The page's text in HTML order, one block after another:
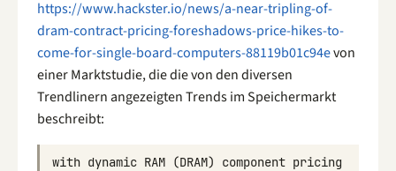
https://www.hackster.io/news/a-near-tripling-of-
dram-contract-pricing-foreshadows-price-hikes-to-
come-for-single-board-computers-88119b01c94evon
einer Marktstudie, die die von den diversen
Trendlinern angezeigten Trends im Speichermarkt
beschreibt:
with dynamic RAM (DRAM) component pricing